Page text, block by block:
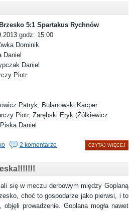
5:1 Spartakus Rychnów
godz: 15:00
Dominik
Daniel
Daniel
Piotr
Patryk, Bulanowski Kacper
Piotr, Zarębski Eryk (Żółkiewicz
Daniel
2 komentarze CZYTAJ WIĘCEJ
w meczu derbowym między Goplaną
choć to gospodarze jako pierwsi, i to
prowadzenie. Goplana mogła nawet